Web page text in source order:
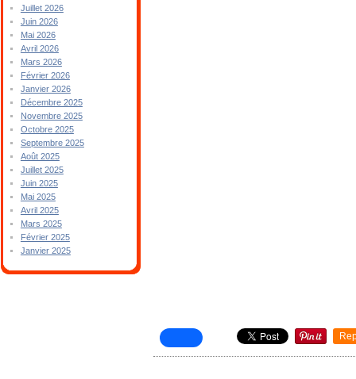
Juillet 2026
Juin 2026
Mai 2026
Avril 2026
Mars 2026
Février 2026
Janvier 2026
Décembre 2025
Novembre 2025
Octobre 2025
Septembre 2025
Août 2025
Juillet 2025
Juin 2025
Mai 2025
Avril 2025
Mars 2025
Février 2025
Janvier 2025